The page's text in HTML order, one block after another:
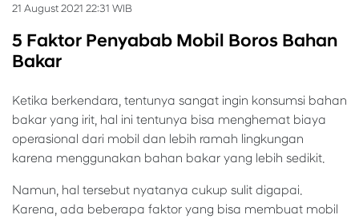
21 August 2021 22:31 WIB
5 Faktor Penyabab Mobil Boros Bahan
Bakar
Ketika berkendara, tentunya sangat ingin konsumsi bahan
bakar yang irit, hal ini tentunya bisa menghemat biaya
operasional dari mobil dan lebih ramah lingkungan
karena menggunakan bahan bakar yang lebih sedikit.
Namun, hal tersebut nyatanya cukup sulit digapai.
Karena, ada beberapa faktor yang bisa membuat mobil